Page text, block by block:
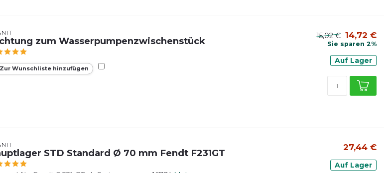
zum Wasserpumpenzwischenstück
Zur Wunschliste hinzufügen
15,02 € 14,72 €
Sie sparen 2%
Auf Lager
STD Standard Ø 70 mm Fendt F231GT 27,44 €
Auf Lager